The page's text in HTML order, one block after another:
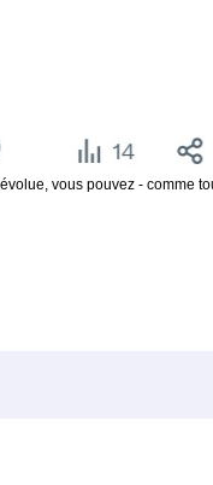
vous pouvez -